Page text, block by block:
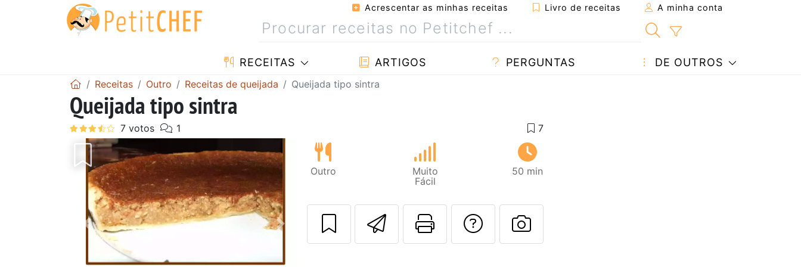
Acrescentar as minhas receitas Livro de receitas A minha conta
RECEITAS ARTIGOS PERGUNTAS DE OUTROS
Receitas Outro Receitas de queijada Queijada tipo sintra
Queijada tipo sintra
Anterior Next
Outro
Muito
Fácil
50 min
Enviar esta receita a um amigo
Imprima esta página
Falar com o autor da receita
Fez esta receita? Compartilhe